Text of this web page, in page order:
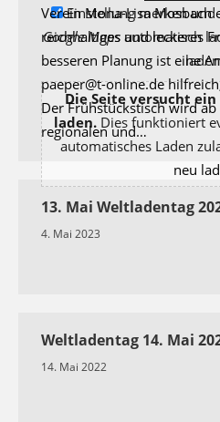
Einstellung merken
Google Maps automatisch
Die Seite versucht
laden.Dies funktioniert
automatisches Laden
neu
Verein Mona-Lisa Mosbach
reichhaltiges und leckeres
besseren Planung ist eine
paeper@t-online.de
Der Frühstückstisch wird
regionalen und…
13. Mai Weltladentag
4. Mai 2023
Weltladentag 14. Mai
14. Mai 2022